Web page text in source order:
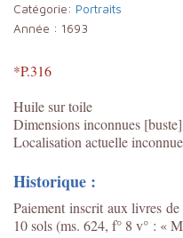
Catégorie: Portraits
Année : 1693
*P.316
Huile sur toile
Dimensions inconnues [buste]
Localisation actuelle inconnue
Historique :
Paiement inscrit aux livres
10 sols (ms. 624, f° 8 v° : «